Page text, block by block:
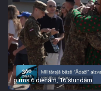
pirms 6 dienām, 16 stundām